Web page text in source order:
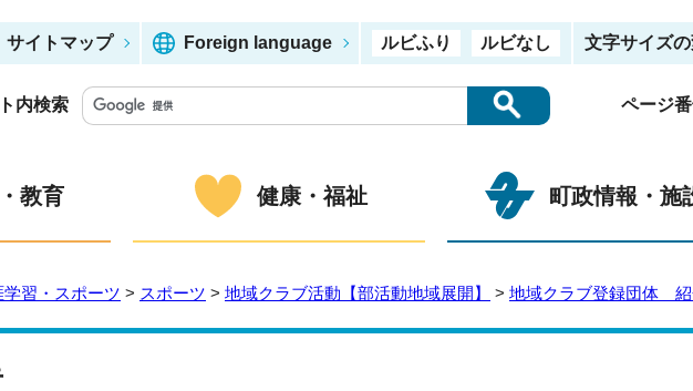
サイトマップ Foreign language ルビふり ルビなし 文字サイズ
内検索 ページ
教育 健康・福祉 町政情報・施
学習・スポーツ > スポーツ > 地域クラブ活動【部活動地域展開】 > 地域クラブ登録団体 紹